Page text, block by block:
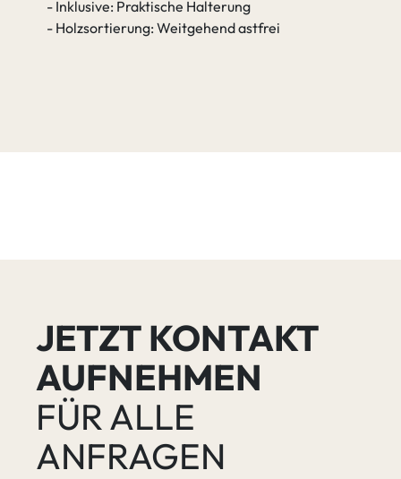
- Inklusive: Praktische Halterung
- Holzsortierung: Weitgehend astfrei
JETZT KONTAKT
AUFNEHMEN
FÜR ALLE
ANFRAGEN